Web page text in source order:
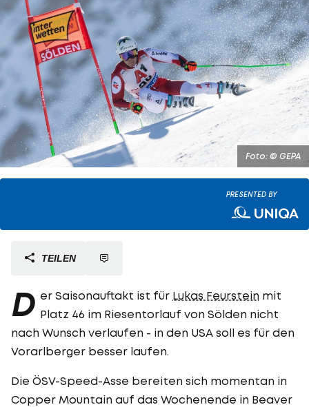
Foto: © GEPA
PRESENTED BY
TEILEN
D er Saisonauftakt ist für Lukas Feurstein mit
Platz 46 im Riesentorlauf von Sölden nicht
nach Wunsch verlaufen - in den USA soll es für den
Vorarlberger besser laufen.
Die ÖSV-Speed-Asse bereiten sich momentan in
Copper Mountain auf das Wochenende in Beaver